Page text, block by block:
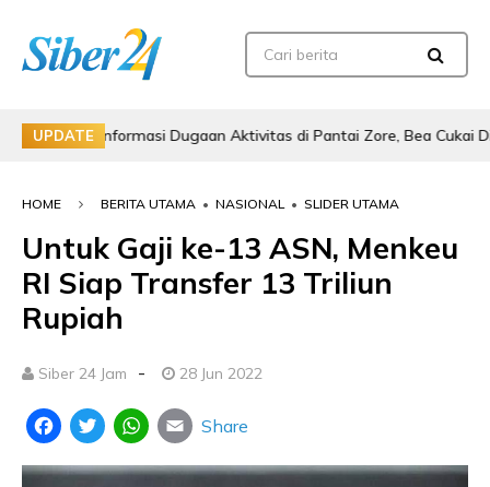
UPDATE
Dugaan Aktivitas di Pantai Zore, Bea Cukai Didorong Lakukan
HOME BERITA UTAMA • NASIONAL• SLIDER UTAMA
Untuk Gaji ke-13 ASN, Menkeu
RI Siap Transfer 13 Triliun
Rupiah
Siber 24 Jam - 28 Jun 2022
FacebookTwitterWhatsApp
Email
Share